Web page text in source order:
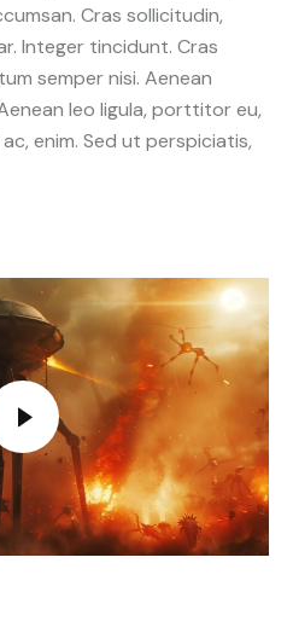
Cras sollicitudin,
Integer tincidunt. Cras
semper nisi. Aenean
leo ligula, porttitor eu,
enim. Sed ut perspiciatis,